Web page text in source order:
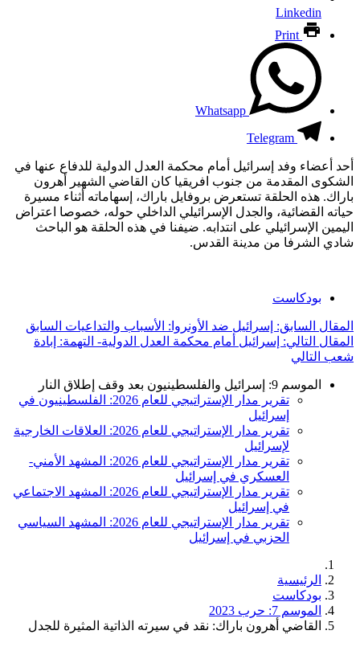
Linkedin
Print
Whatsapp
Telegram
أحد أعضاء وفد إسرائيل أمام محكمة العدل الدولية للدفاع عنها في
الشكوى المقدمة من جنوب افريقيا كان القاضي الشهير أهرون
باراك. هذه الحلقة تستعرض بروفايل باراك، إسهاماته أثناء مسيرة
حياته القضائية، والجدل الإسرائيلي الداخلي حوله، خصوصا اعتراض
اليمين الإسرائيلي على انتدابه. ضيفنا في هذه الحلقة هو الباحث
شادي الشرفا من مدينة القدس.
بودكاست
المقال السابق: إسرائيل ضد الأونروا: الأسباب والتداعيات السابق
المقال التالي: إسرائيل أمام محكمة العدل الدولية- التهمة: إبادة
شعب التالي
الموسم 9: إسرائيل والفلسطينيون بعد وقف إطلاق النار
تقرير مدار الإستراتيجي للعام 2026: الفلسطينيون في
إسرائيل
تقرير مدار الإستراتيجي للعام 2026: العلاقات الخارجية
لإسرائيل
تقرير مدار الإستراتيجي للعام 2026: المشهد الأمني-
العسكري في إسرائيل
تقرير مدار الإستراتيجي للعام 2026: المشهد الاجتماعي
في إسرائيل
تقرير مدار الإستراتيجي للعام 2026: المشهد السياسي
الحزبي في إسرائيل
الرئيسية
بودكاست
الموسم 7: حرب 2023
القاضي أهرون باراك: نقد في سيرته الذاتية المثيرة للجدل